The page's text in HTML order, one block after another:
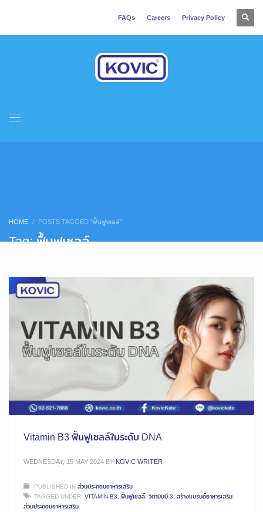
FAQs Careers Privacy Policy
HOME POSTS TAGGED "ฟื้นฟูเซลล์"
Tag: ฟื้นฟูเซลล์
Vitamin B3 ฟื้นฟูเซลล์ในระดับ DNA
WEDNESDAY, 15 MAY 2024 BY KOVIC WRITER
PUBLISHED INส่วนประกอบอาหารเสริม
TAGGED UNDER: VITAMIN B3, ฟื้นฟูเซลล์, วิตามินบี 3, สร้างแบรนด์อาหารเสริม,
ส่วนประกอบอาหารเสริม